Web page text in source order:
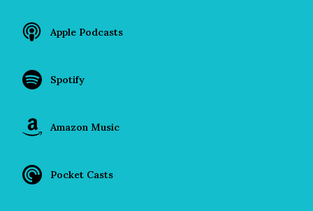
Apple Podcasts
Spotify
Amazon Music
Pocket Casts